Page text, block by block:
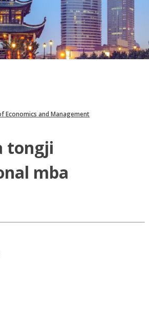
Economics and Management
tongji
mba